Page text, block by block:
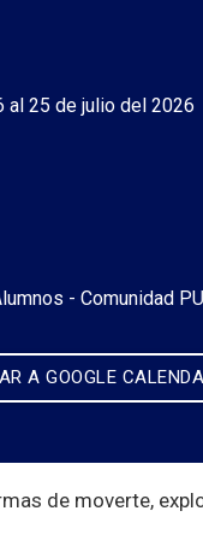
al 25 de julio del 2026
- Comunidad
A GOOGLE
de moverte,